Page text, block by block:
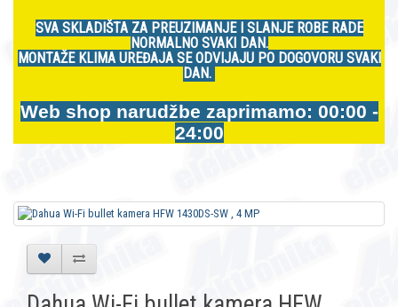
SVA SKLADIŠTA ZA PREUZIMANJE I SLANJE ROBE RADE
NORMALNO SVAKI DAN.
MONTAŽE KLIMA UREĐAJA SE ODVIJAJU PO DOGOVORU SVAKI
DAN.
Web shop narudžbe zaprimamo: 00:00 -
24:00